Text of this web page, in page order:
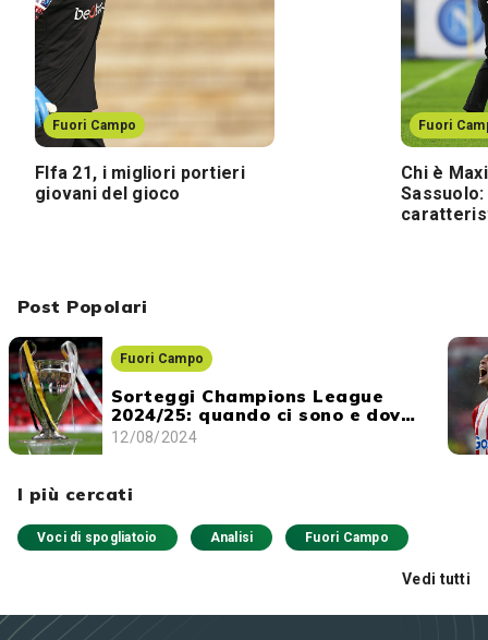
Post Popolari
Fuori Campo
Sorteggi Champions League
2024/25: quando ci sono e dove
vederli
12/08/2024
I più cercati
Voci di spogliatoio Analisi Fuori Campo
Vedi tutti
Fuori Campo
FIfa 21, i migliori portieri
giovani del gioco
Fuori
Chi è